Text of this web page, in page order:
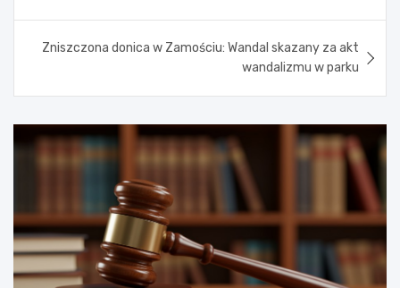
Zniszczona donica w Zamościu: Wandal skazany za akt
wandalizmu w parku